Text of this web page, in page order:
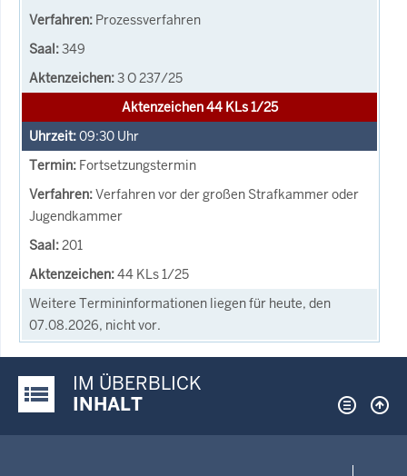
Prozessverfahren
349
3 O 237/25
Aktenzeichen 44 KLs 1/25
09:30 Uhr
Fortsetzungstermin
Verfahren vor der großen Strafkammer oder
Jugendkammer
201
44 KLs 1/25
Weitere Termininformationen liegen für heute, den
07.08.2026, nicht vor.
Justiz-Portal im Überblick:
IM ÜBERBLICK
INHALT